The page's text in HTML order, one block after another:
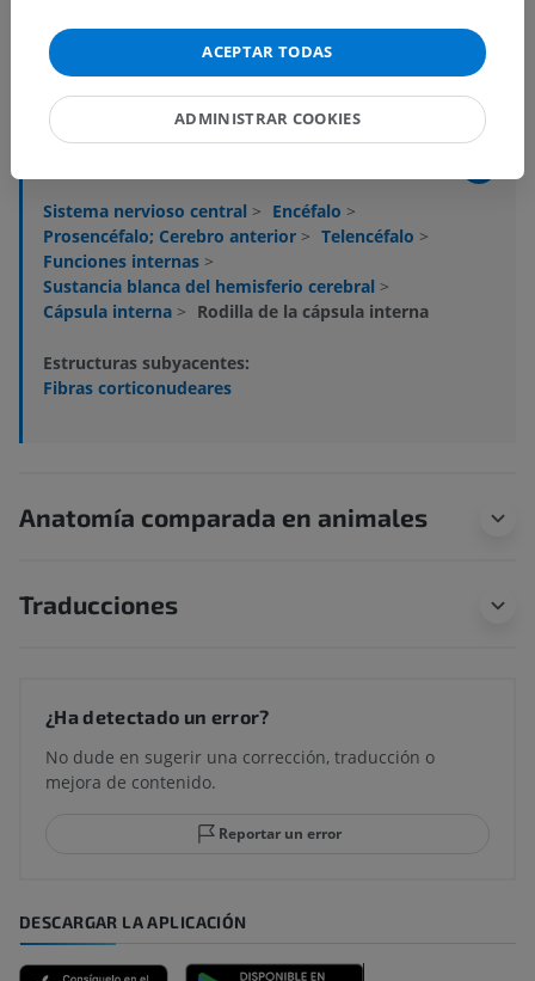
Anatomía humana 2
Anatomía humana 1
Sistema nervioso central > Encéfalo >
Prosencéfalo; Cerebro anterior > Telencéfalo >
Funciones internas >
Sustancia blanca del hemisferio cerebral >
Cápsula interna > Rodilla de la cápsula interna
Estructuras subyacentes:
Fibras corticonudeares
Anatomía comparada en animales
Traducciones
¿Ha detectado un error?
No dude en sugerir una corrección, traducción o
mejora de contenido.
Reportar un error
DESCARGAR LA APLICACIÓN
ACEPTAR TODAS
ADMINISTRAR COOKIES